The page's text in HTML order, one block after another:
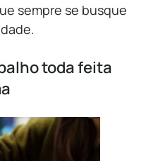
sempre se busque
toda feita